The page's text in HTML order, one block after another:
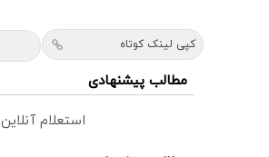
کپی لینک کوتاه
مطالب پیشنهادی
استعلام